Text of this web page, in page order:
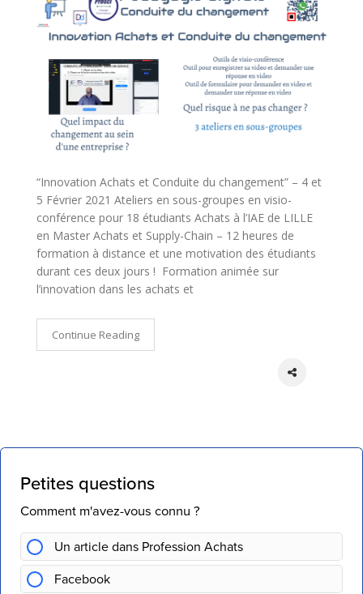
“Innovation Achats et Conduite du changement” – 4 et
5 Février 2021 Ateliers en sous-groupes en visio-
conférence pour 18 étudiants Achats à l’IAE de LILLE
en Master Achats et Supply-Chain – 12 heures de
formation à distance et une motivation des étudiants
durant ces deux jours ! Formation animée sur
l’innovation dans les achats et
Continue Reading